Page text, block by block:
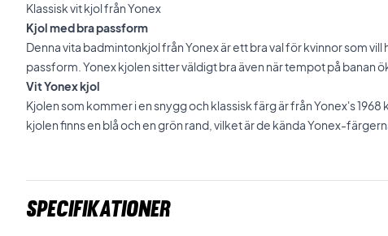
Klassisk vit kjol från Yonex
Kjol med bra passform
Denna vita badmintonkjol från Yonex är ett bra val för kvinnor som vill
passform. Yonex kjolen sitter väldigt bra även när tempot på banan
Vit Yonex kjol
Kjolen som kommer i en snygg och klassisk färg är från Yonex's
kjolen finns en blå och en grön rand, vilket är de kända Yonex-
Specifikationer